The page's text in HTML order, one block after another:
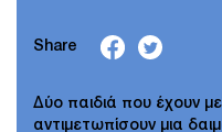
Share
Δύο παιδιά που έχουν
αντιμετωπίσουν μια